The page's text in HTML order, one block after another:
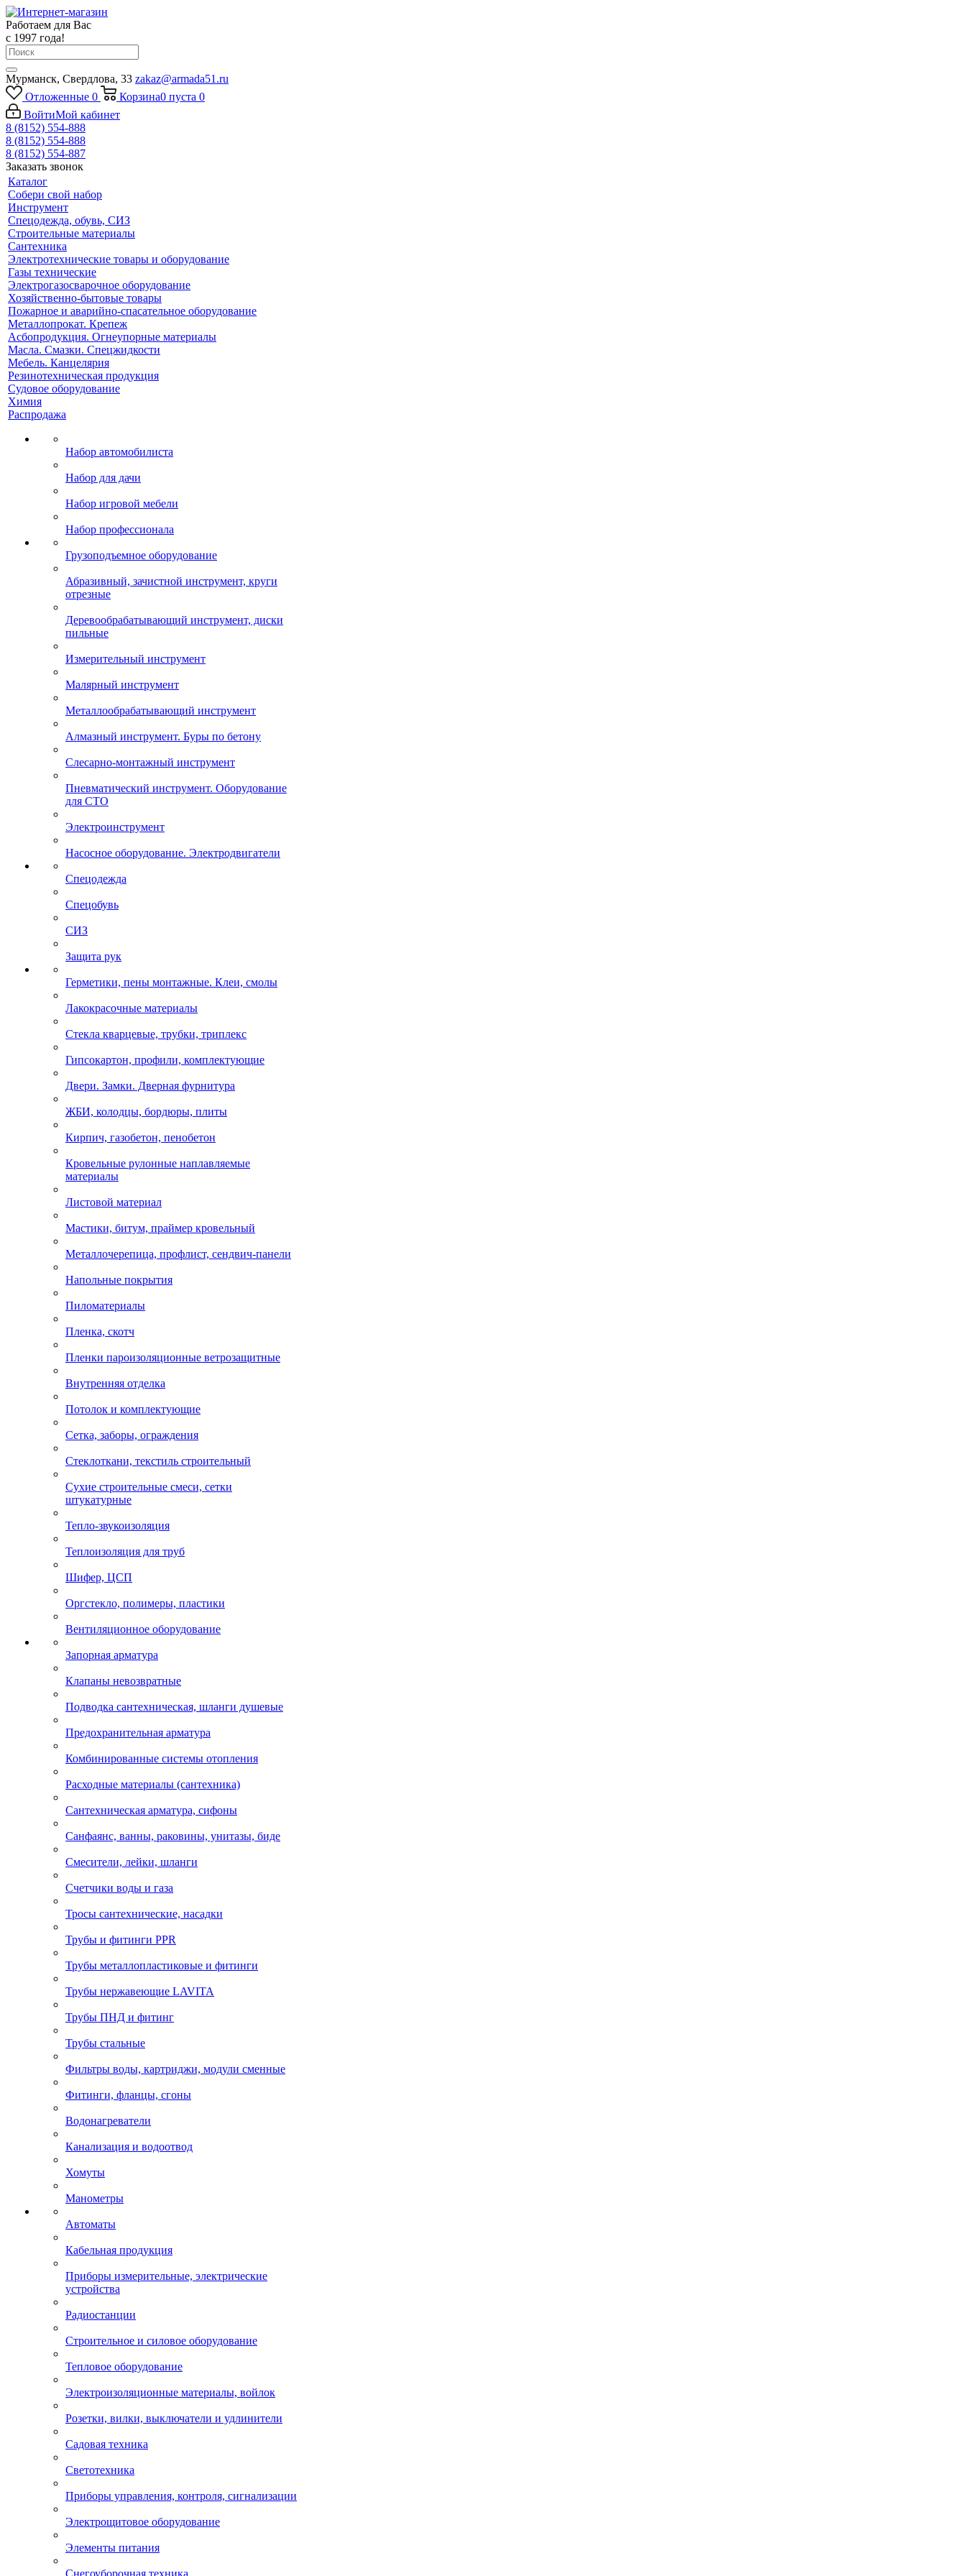
Работаем для Вас
с 1997 года!
Мурманск, Свердлова, 33 zakaz@armada51.ru
Отложенные 0 Корзина0 пуста 0
ВойтиМой кабинет
8 (8152) 554-888
8 (8152) 554-888
8 (8152) 554-887
Заказать звонок
Каталог
Собери свой набор
Инструмент
Спецодежда, обувь, СИЗ
Строительные материалы
Сантехника
Электротехнические товары и оборудование
Газы технические
Электрогазосварочное оборудование
Хозяйственно-бытовые товары
Пожарное и аварийно-спасательное оборудование
Металлопрокат. Крепеж
Асбопродукция. Огнеупорные материалы
Масла. Смазки. Спецжидкости
Мебель. Канцелярия
Резинотехническая продукция
Судовое оборудование
Химия
Распродажа
Набор автомобилиста
Набор для дачи
Набор игровой мебели
Набор профессионала
Грузоподъемное оборудование
Абразивный, зачистной инструмент, круги
отрезные
Деревообрабатывающий инструмент, диски
пильные
Измерительный инструмент
Малярный инструмент
Металлообрабатывающий инструмент
Алмазный инструмент. Буры по бетону
Слесарно-монтажный инструмент
Пневматический инструмент. Оборудование
для СТО
Электроинструмент
Насосное оборудование. Электродвигатели
Спецодежда
Спецобувь
СИЗ
Защита рук
Герметики, пены монтажные. Клеи, смолы
Лакокрасочные материалы
Стекла кварцевые, трубки, триплекс
Гипсокартон, профили, комплектующие
Двери. Замки. Дверная фурнитура
ЖБИ, колодцы, бордюры, плиты
Кирпич, газобетон, пенобетон
Кровельные рулонные наплавляемые
материалы
Листовой материал
Мастики, битум, праймер кровельный
Металлочерепица, профлист, сендвич-панели
Напольные покрытия
Пиломатериалы
Пленка, скотч
Пленки пароизоляционные ветрозащитные
Внутренняя отделка
Потолок и комплектующие
Сетка, заборы, ограждения
Стеклоткани, текстиль строительный
Сухие строительные смеси, сетки
штукатурные
Тепло-звукоизоляция
Теплоизоляция для труб
Шифер, ЦСП
Оргстекло, полимеры, пластики
Вентиляционное оборудование
Запорная арматура
Клапаны невозвратные
Подводка сантехническая, шланги душевые
Предохранительная арматура
Комбинированные системы отопления
Расходные материалы (сантехника)
Сантехническая арматура, сифоны
Санфаянс, ванны, раковины, унитазы, биде
Смесители, лейки, шланги
Счетчики воды и газа
Тросы сантехнические, насадки
Трубы и фитинги PPR
Трубы металлопластиковые и фитинги
Трубы нержавеющие LAVITA
Трубы ПНД и фитинг
Трубы стальные
Фильтры воды, картриджи, модули сменные
Фитинги, фланцы, сгоны
Водонагреватели
Канализация и водоотвод
Хомуты
Манометры
Автоматы
Кабельная продукция
Приборы измерительные, электрические
устройства
Радиостанции
Строительное и силовое оборудование
Тепловое оборудование
Электроизоляционные материалы, войлок
Розетки, вилки, выключатели и удлинители
Садовая техника
Светотехника
Приборы управления, контроля, сигнализации
Электрощитовое оборудование
Элементы питания
Снегоуборочная техника